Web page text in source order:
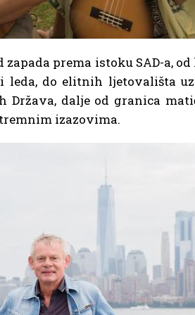
zapada prema istoku SAD-a,
do elitnih ljetovališta uz
dalje od granica
izazovima.